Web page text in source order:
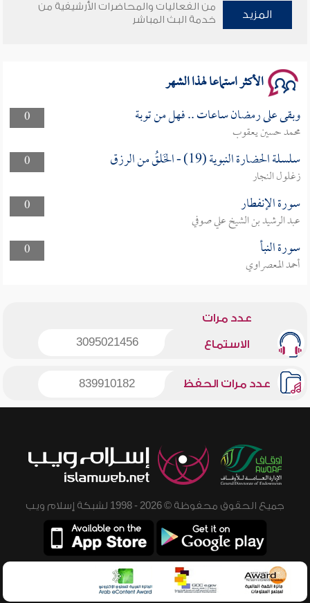
سلسلة محاضرات نفحات رمضانية 1444هـ
المزيد
من الفعاليات والمحاضرات الأرشيفية من
خدمة البث المباشر
الأكثر استماعا لهذا الشهر
0 وبقى على رمضان ساعات .. فهل من توبة
محمد حسين يعقوب
0
سلسلة الحضارة النبوية (19) - الخَلقُ من الرزق
زغلول النجار
0
سورة الإنفطار
عبد الرشيد بن الشيخ علي صوفي
0
سورة النبأ
أحمد المعصراوي
عدد مرات
الاستماع 3095021456
عدد مرات الحفظ 839910182
جميع الحقوق محفوظة © 2026 - 1998 لشبكة إسلام ويب